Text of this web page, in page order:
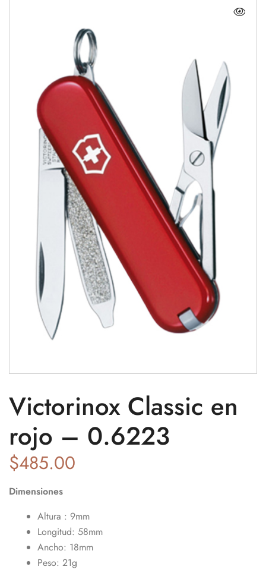
Victorinox Classic en
rojo – 0.6223
$485.00
Dimensiones
Altura : 9mm
Longitud: 58mm
Ancho: 18mm
Peso: 21g